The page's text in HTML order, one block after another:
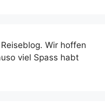
Wir hoffen
viel Spass habt